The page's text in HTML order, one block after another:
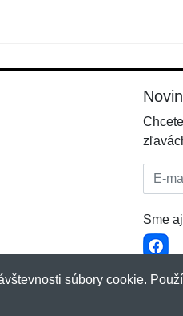
E-mail:
Sme
súbory cookie.